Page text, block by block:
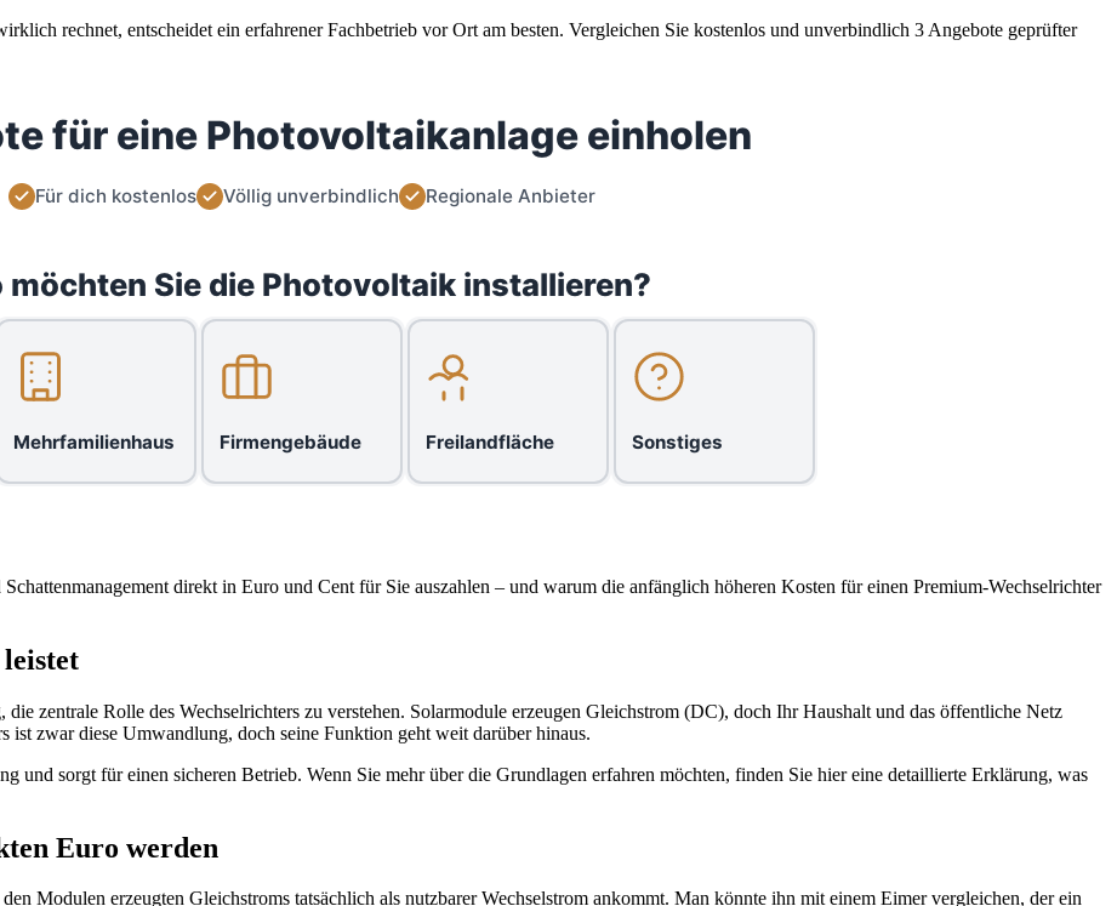
rechnet, entscheidet ein erfahrener Fachbetrieb vor Ort am besten. Vergleichen Sie kostenlos und unverbindlich 3 Angebote geprüfter
für eine Photovoltaikanlage einholen
Für dich kostenlos Völlig unverbindlich Regionale Anbieter
möchten Sie die Photovoltaik installieren?
Mehrfamilienhaus Firmengebäude Freilandfläche Sonstiges
direkt in Euro und Cent für Sie auszahlen – und warum die anfänglich höheren Kosten für einen Premium-Wechselrichter
zentrale Rolle des Wechselrichters zu verstehen. Solarmodule erzeugen Gleichstrom (DC), doch Ihr Haushalt und das öffentliche Netz
ist zwar diese Umwandlung, doch seine Funktion geht weit darüber hinaus.
und sorgt für einen sicheren Betrieb. Wenn Sie mehr über die Grundlagen erfahren möchten, finden Sie hier eine detaillierte Erklärung, was
Euro werden
Modulen erzeugten Gleichstroms tatsächlich als nutzbarer Wechselstrom ankommt. Man könnte ihn mit einem Eimer vergleichen, der ein